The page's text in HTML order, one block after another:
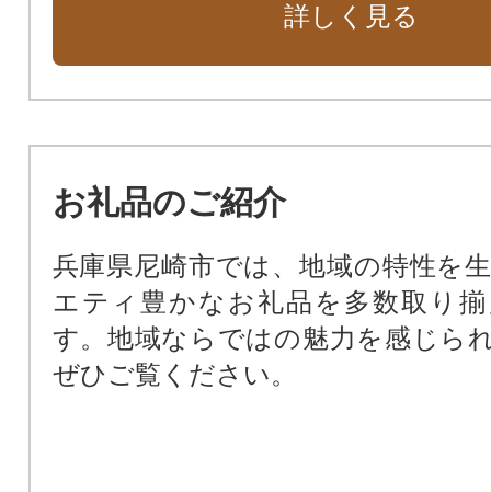
市民福祉の向上のために（市民福祉
動物愛護のために（動物愛護基金）
新しい本庁舎を建設（新本庁舎建設
基金）
尼崎の歴史文化を次世代に受け継
化財保存活用基金）
阪神タイガースファーム施設周辺
田南公園周辺地域活性化基金）
詳しく見る
お礼品のご紹介
兵庫県尼崎市では、地域の特性を
エティ豊かなお礼品を多数取り
す。地域ならではの魅力を感じら
ぜひご覧ください。